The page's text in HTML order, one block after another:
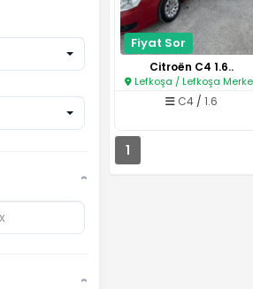
›
›
Fiyat Sor
Citroën C4 1.6..
Lefkoşa / Lefkoşa
C4 /1.6
1